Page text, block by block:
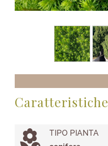
Caratteristiche
TIPO PIANTA